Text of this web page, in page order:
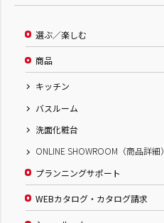
選ぶ／楽しむ
商品
キッチン
バスルーム
洗面化粧台
ONLINE SHOWROOM（商品詳細）
プランニングサポート
WEBカタログ・カタログ請求